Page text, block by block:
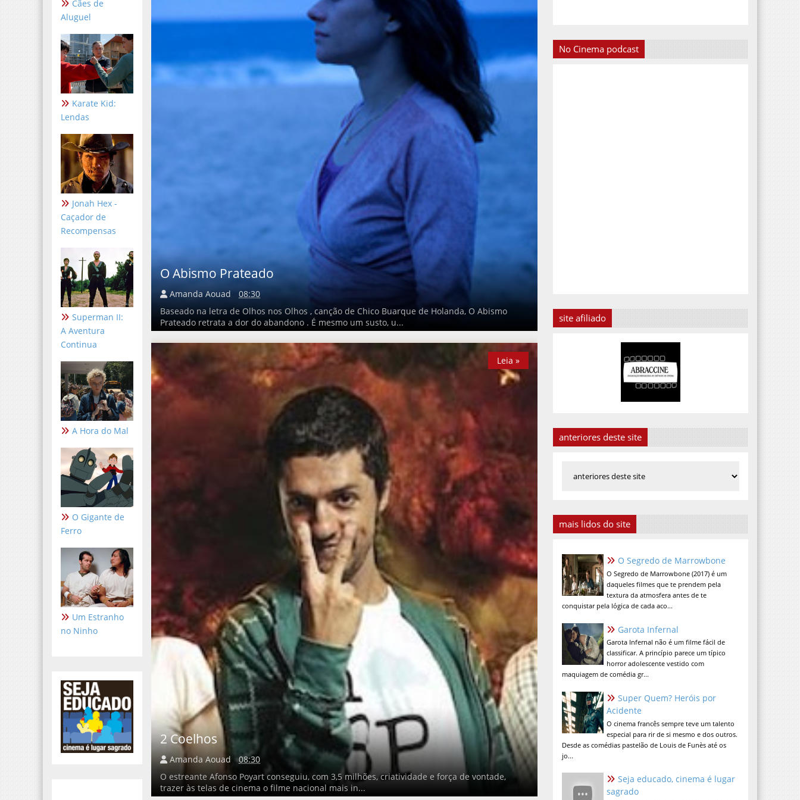
Cães de
Aluguel
Karate Kid:
Lendas
Jonah Hex -
Caçador de
Recompensas
Superman II:
A Aventura
Continua
A Hora do Mal
O Gigante de
Ferro
Um Estranho
no Ninho
O Abismo Prateado
Amanda Aouad
08:30
Baseado na letra de Olhos nos Olhos , canção de Chico Buarque de Holanda, O Abismo
Prateado retrata a dor do abandono . É mesmo um susto, u...
2 Coelhos
Amanda Aouad
08:30
O estreante Afonso Poyart conseguiu, com 3,5 milhões, criatividade e força de vontade,
trazer às telas de cinema o filme nacional mais in...
Leia »
Leia »
No Cinema podcast
site afiliado
anteriores deste site
mais lidos do site
O Segredo de Marrowbone
O Segredo de Marrowbone (2017) é um
daqueles filmes que te prendem pela
textura da atmosfera antes de te
conquistar pela lógica de cada aco...
Garota Infernal
Garota Infernal não é um filme fácil de
classificar. A princípio parece um típico
horror adolescente vestido com
maquiagem de comédia gr...
Super Quem? Heróis por
Acidente
O cinema francês sempre teve um talento
especial para rir de si mesmo e dos outros.
Desde as comédias pastelão de Louis de Funès até os
jo...
Seja educado, cinema é lugar
sagrado